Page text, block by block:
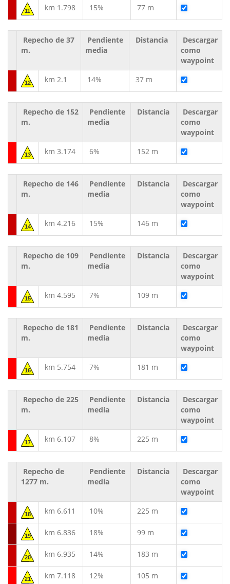
11 km 1.798 15% 77 m
Repecho de 37
m.
Pendiente
media
Distancia
Descargar
como
waypoint
12 km 2.1 14% 37 m
Repecho de 152
m.
Pendiente
media
Distancia
Descargar
como
waypoint
13 km 3.174 6% 152 m
Repecho de 146
m.
Pendiente
media
Distancia
Descargar
como
waypoint
14 km 4.216 15% 146 m
Repecho de 109
m.
Pendiente
media
Distancia
Descargar
como
waypoint
15 km 4.595 7% 109 m
Repecho de 181
m.
Pendiente
media
Distancia
Descargar
como
waypoint
16 km 5.754 7% 181 m
Repecho de 225
m.
Pendiente
media
Distancia
Descargar
como
waypoint
17 km 6.107 8% 225 m
Repecho de
1277 m.
Pendiente
media
Distancia
Descargar
como
waypoint
18 km 6.611 10% 225 m
19 km 6.836 18% 99 m
20 km 6.935 14% 183 m
21 km 7.118 12% 105 m